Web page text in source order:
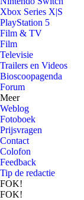
Xbox Series X|S
PlayStation 5
Film & TV
Film
Televisie
Trailers en Videos
Bioscoopagenda
Forum
Meer
Weblog
Fotoboek
Prijsvragen
Contact
Colofon
Feedback
Tip de redactie
FOK!
FOK!